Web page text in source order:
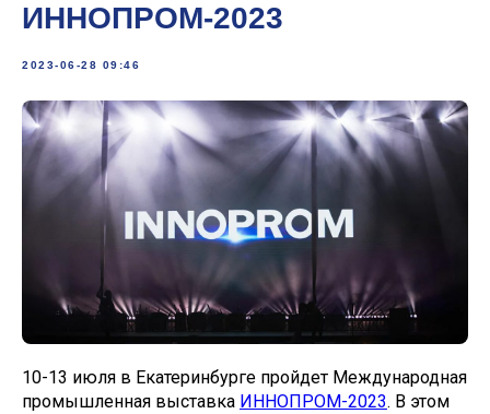
ИННОПРОМ-2023
2023-06-28 09:46
10-13 июля в Екатеринбурге пройдет Международная
промышленная выставка ИННОПРОМ-2023. В этом